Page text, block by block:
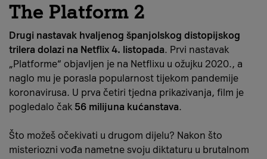
The Platform 2
Drugi nastavak hvaljenog španjolskog distopijskog
trilera dolazi na Netflix 4. listopada. Prvi nastavak
„Platforme“ objavljen je na Netflixu u ožujku 2020., a
naglo mu je porasla popularnost tijekom pandemije
koronavirusa. U prva četiri tjedna prikazivanja, film je
pogledalo čak 56 milijuna kućanstava.
Što možeš očekivati u drugom dijelu? Nakon što
misteriozni vođa nametne svoju diktaturu u brutalnom